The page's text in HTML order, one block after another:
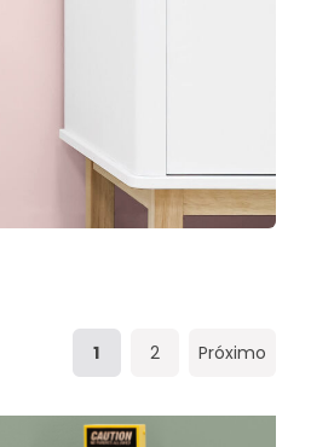
1 2 Próximo